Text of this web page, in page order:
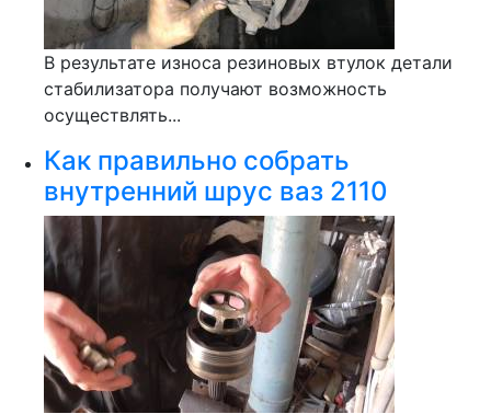
В результате износа резиновых втулок детали
стабилизатора получают возможность
осуществлять...
Как правильно собрать
внутренний шрус ваз 2110